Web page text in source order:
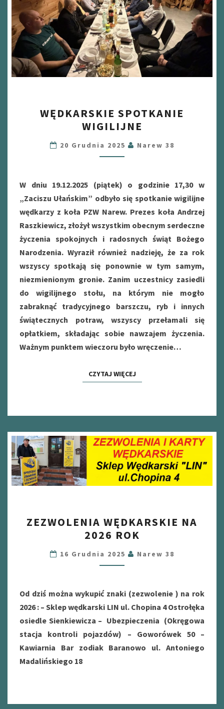
SPOTKANIE
WIGILIJNE
WĘDKARSKIE SPOTKANIE
WIGILIJNE
20 Grudnia 2025 Narew 38
W dniu 19.12.2025 (piątek) o godzinie 17,30 w
„Zaciszu Ułańskim” odbyło się spotkanie wigilijne
wędkarzy z koła PZW Narew. Prezes koła Andrzej
Raszkiewicz, złożył wszystkim obecnym serdeczne
życzenia spokojnych i radosnych świąt Bożego
Narodzenia. Wyraził również nadzieję, że za rok
wszyscy spotkają się ponownie w tym samym,
niezmienionym gronie. Zanim uczestnicy zasiedli
do wigilijnego stołu, na którym nie mogło
zabraknąć tradycyjnego barszczu, ryb i innych
świątecznych potraw, wszyscy przełamali się
opłatkiem, składając sobie nawzajem życzenia.
Ważnym punktem wieczoru było wręczenie…
CZYTAJ WIĘCEJCZYTAJ WIĘCEJ
WĘDKARSKIE
NA
2026
ROK
ZEZWOLENIA WĘDKARSKIE NA
2026 ROK
16 Grudnia 2025 Narew 38
Od dziś można wykupić znaki (zezwolenie ) na rok
2026 : – Sklep wędkarski LIN ul. Chopina 4 Ostrołęka
osiedle Sienkiewicza – Ubezpieczenia (Okręgowa
stacja kontroli pojazdów) – Goworówek 50 –
Kawiarnia Bar zodiak Baranowo ul. Antoniego
Madalińskiego 18